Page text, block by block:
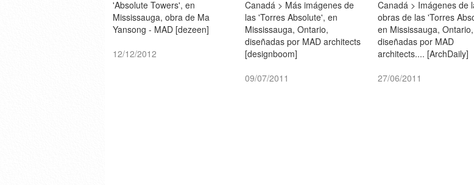
'Absolute Towers', en
Mississauga, obra de Ma
Yansong - MAD [dezeen]
12/12/2012
Canadá > Más imágenes de
las 'Torres Absolute', en
Mississauga, Ontario,
diseñadas por MAD architects
[designboom]
09/07/2011
Canadá > Imágenes de
obras de las 'Torres
en Mississauga, Ontario,
diseñadas por MAD
architects.... [ArchDaily]
27/06/2011